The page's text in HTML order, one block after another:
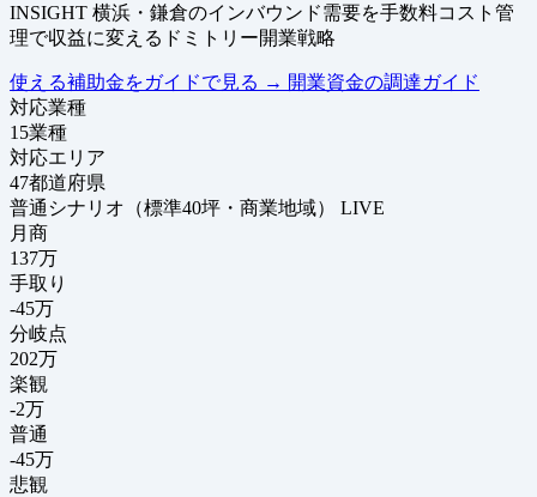
INSIGHT 横浜・鎌倉のインバウンド需要を手数料コスト管
理で収益に変えるドミトリー開業戦略
使える補助金をガイドで見る → 開業資金の調達ガイド
対応業種
15業種
対応エリア
47都道府県
普通シナリオ（標準40坪・商業地域）
LIVE
月商
137万
手取り
-45万
分岐点
202万
楽観
-2万
普通
-45万
悲観